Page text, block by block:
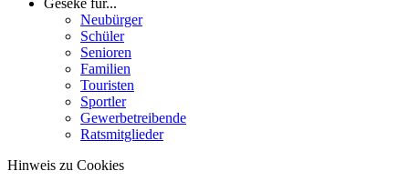
Geseke für...
Neubürger
Schüler
Senioren
Familien
Touristen
Sportler
Gewerbetreibende
Ratsmitglieder
Hinweis zu Cookies